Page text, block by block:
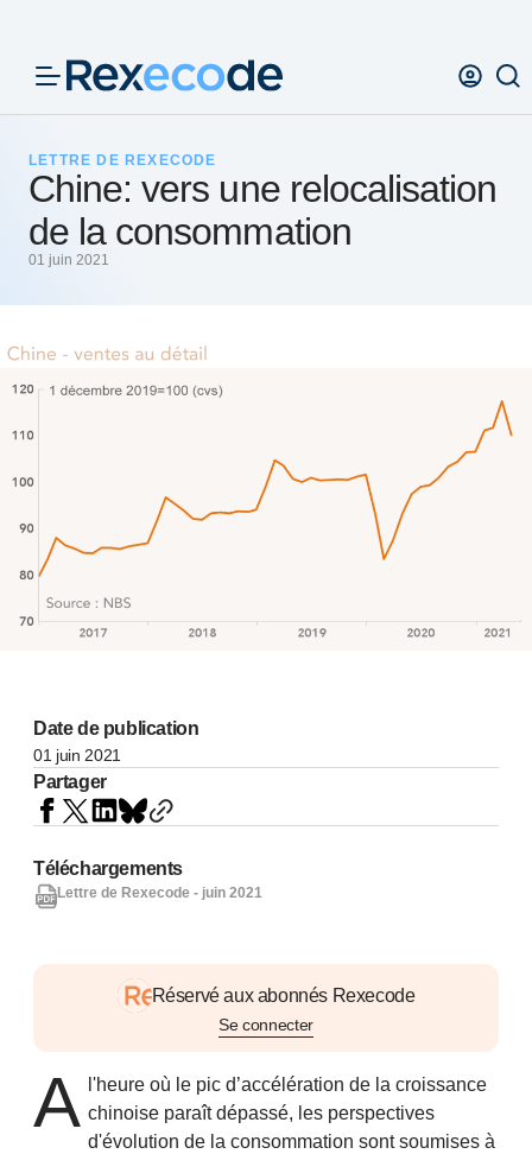
LETTRE DE REXECODE
Chine: vers une relocalisation
de la consommation
01 juin 2021
Date de publication
01 juin 2021
Partager
Réservé aux abonnés Rexecode
Se connecter
A l'heure où le pic d’accélération de la croissance
chinoise paraît dépassé, les perspectives
d'évolution de la consommation sont soumises à
Téléchargements
Lettre de Rexecode - juin 2021